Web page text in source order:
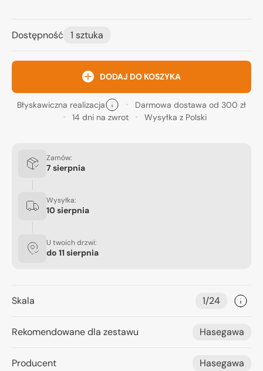
Dostępność 1 sztuka
DODAJ DO KOSZYKA
Błyskawiczna realizacja
Darmowa dostawa od 300 zł
14 dni na zwrot
Wysyłka z Polski
Zamów:
7 sierpnia
Wysyłka:
10 sierpnia
U twoich drzwi:
do 11 sierpnia
Skala 1/24
Rekomendowane dla zestawu Hasegawa
Producent Hasegawa